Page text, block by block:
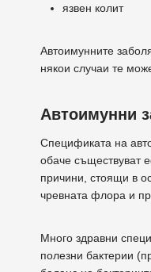
язвен колит
Автоимунните
някои случаи те
Автоимунни
Спецификата на
обаче съществуват
причини, стоящи в
чревната флора и
Много здравни
полезни бактерии